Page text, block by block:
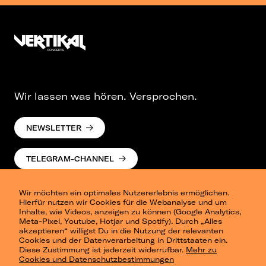
Wir möchten ein optimales Nutzererlebnis ermöglichen.
Hierfür nutzen wir Cookies für die Webanalyse und um
Inhalte, wie Videos, anzeigen zu können (Google Analytics,
Meta-Pixel, Youtube, Hotjar und Spotify). Durch „Alles
akzeptieren“ willigst Du in die Nutzung der relevanten
Cookies und der Datenverarbeitung in Drittstaaten ein.
Diese Zustimmung ist jederzeit widerrufbar. Mehr zu
Cookies und Datenschutzbestimmungen
Wir lassen was hören. Versprochen.
NEWSLETTER
TELEGRAM-CHANNEL
Presse
Berlin